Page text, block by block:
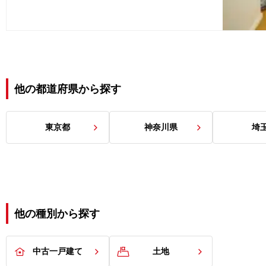
他の都道府県から探す
東京都 神奈川県 埼
他の種別から探す
中古一戸建て 土地